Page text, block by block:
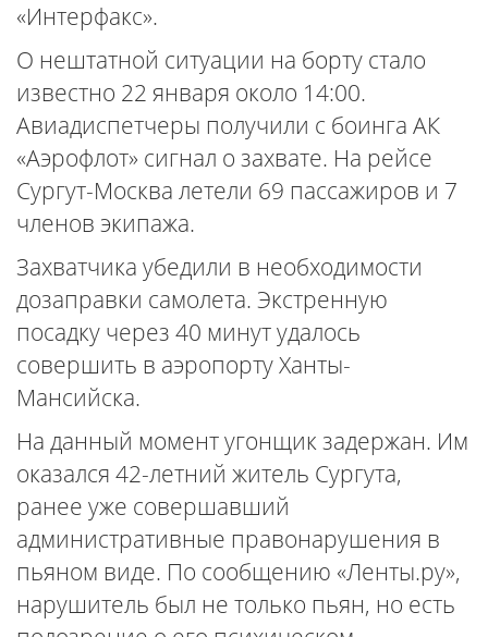
«Интерфакс».
О нештатной ситуации на борту стало
известно 22 января около 14:00.
Авиадиспетчеры получили с боинга АК
«Аэрофлот» сигнал о захвате. На рейсе
Сургут-Москва летели 69 пассажиров и 7
членов экипажа.
Захватчика убедили в необходимости
дозаправки самолета. Экстренную
посадку через 40 минут удалось
совершить в аэропорту Ханты-
Мансийска.
На данный момент угонщик задержан. Им
оказался 42-летний житель Сургута,
ранее уже совершавший
административные правонарушения в
пьяном виде. По сообщению «Ленты.ру»,
нарушитель был не только пьян, но есть